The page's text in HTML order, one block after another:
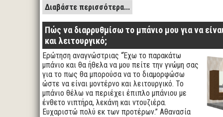
Διαβάστε περισσότερα...
Πώς να διαρρυθμίσω το μπάνιο μου για να
και λειτουργικό;
Ερώτηση αναγνώστριας “Έχω το παρακάτω
μπάνιο και θα ήθελα να μου πείτε την γνώμη σας
για το πως θα μπορούσα να το διαμορφώσω
ώστε να είναι μοντέρνο και λειτουργικό. Το
μπάνιο θέλω να περιέχει έπιπλο μπάνιου με
ένθετο νιπτήρα, λεκάνη και ντουζιέρα.
Ευχαριστώ πολύ εκ των προτέρων.” Αθανασία